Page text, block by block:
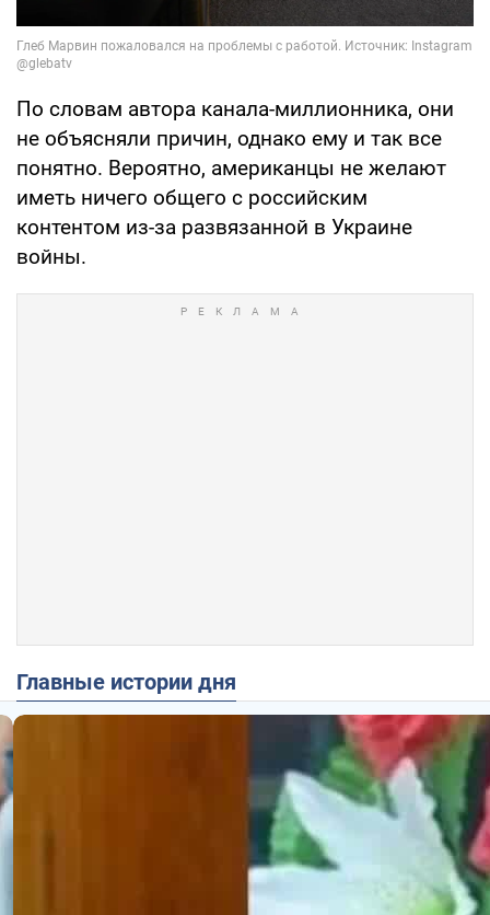
По словам автора канала-миллионника, они
не объясняли причин, однако ему и так все
понятно. Вероятно, американцы не желают
иметь ничего общего с российским
контентом из-за развязанной в Украине
войны.
Главные истории дня